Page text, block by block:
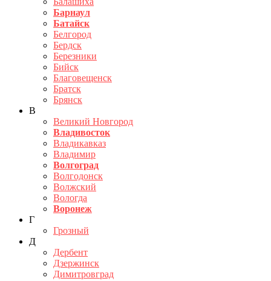
Барнаул
Батайск
Белгород
Бердск
Березники
Бийск
Благовещенск
Братск
Брянск
В
Великий Новгород
Владивосток
Владикавказ
Владимир
Волгоград
Волгодонск
Волжский
Вологда
Воронеж
Г
Грозный
Д
Дербент
Дзержинск
Димитровград